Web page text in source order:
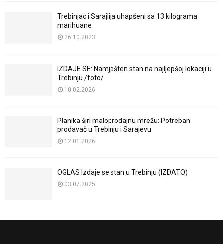
Trebinjac i Sarajlija uhapšeni sa 13 kilograma
marihuane
26.10.2023
IZDAJE SE: Namješten stan na najljepšoj lokaciji u
Trebinju /foto/
10.02.2026
Planika širi maloprodajnu mrežu: Potreban
prodavač u Trebinju i Sarajevu
12.01.2026
OGLAS Izdaje se stan u Trebinju (IZDATO)
03.07.2025